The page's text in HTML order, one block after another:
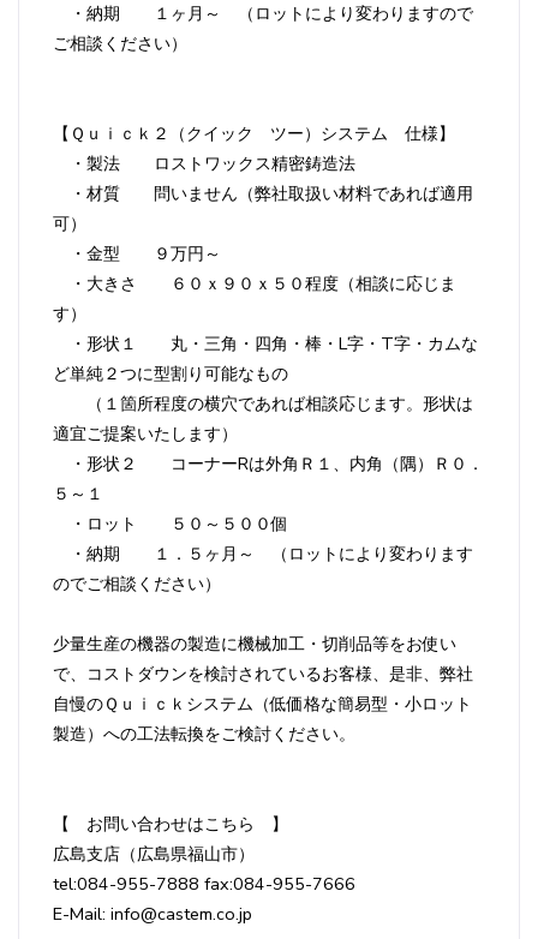
・納期 １ヶ月～ （ロットにより変わりますので
ご相談ください）
【Ｑｕｉｃｋ２（クイック ツー）システム 仕様】
・製法 ロストワックス精密鋳造法
・材質 問いません（弊社取扱い材料であれば適用
可）
・金型 ９万円～
・大きさ ６０ｘ９０ｘ５０程度（相談に応じま
す）
・形状１ 丸・三角・四角・棒・L字・T字・カムな
ど単純２つに型割り可能なもの
（１箇所程度の横穴であれば相談応じます。形状は
適宜ご提案いたします）
・形状２ コーナーRは外角Ｒ１、内角（隅）Ｒ０．
５～１
・ロット ５０～５００個
・納期 １．５ヶ月～ （ロットにより変わります
のでご相談ください）
少量生産の機器の製造に機械加工・切削品等をお使い
で、コストダウンを検討されているお客様、是非、弊社
自慢のＱｕｉｃｋシステム（低価格な簡易型・小ロット
製造）への工法転換をご検討ください。
【 お問い合わせはこちら 】
広島支店（広島県福山市）
tel:084-955-7888 fax:084-955-7666
E-Mail: info@castem.co.jp